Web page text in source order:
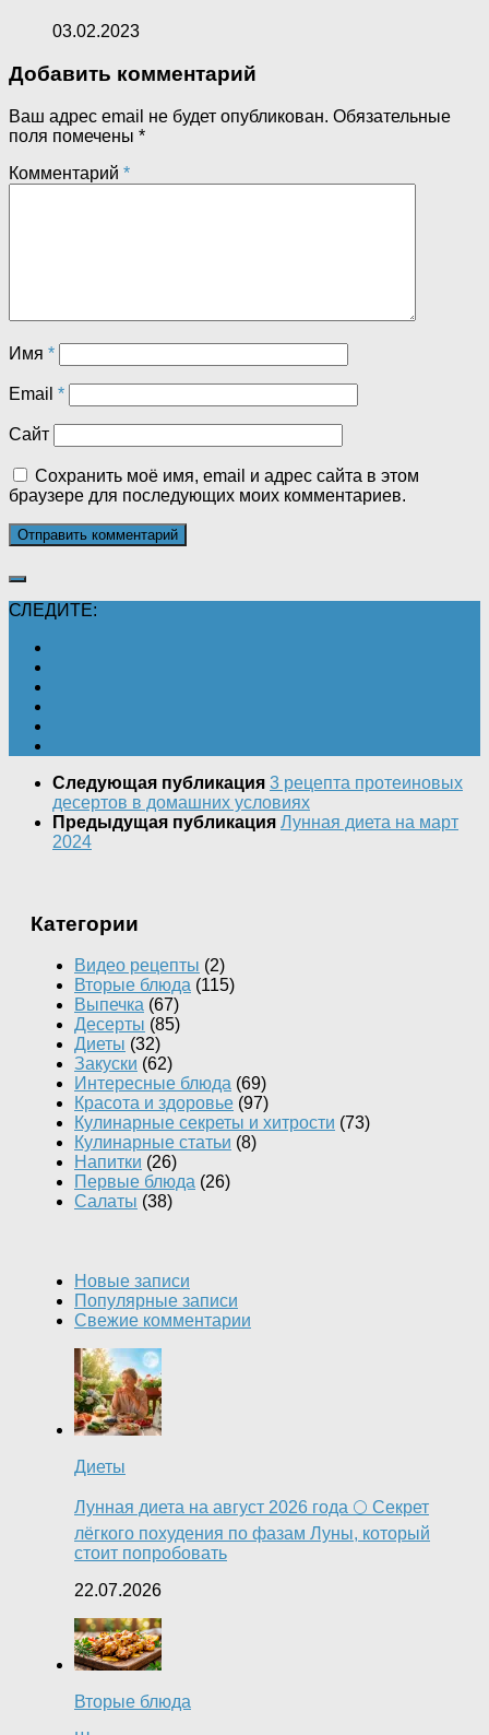
03.02.2023
Добавить комментарий
Ваш адрес email не будет опубликован. Обязательные
поля помечены *
Комментарий *
Имя *
Email *
Сайт
Сохранить моё имя, email и адрес сайта в этом
браузере для последующих моих комментариев.
СЛЕДИТЕ:
Следующая публикация 3 рецепта протеиновых
десертов в домашних условиях
Предыдущая публикация Лунная диета на март
2024
Категории
Видео рецепты (2)
Вторые блюда (115)
Выпечка (67)
Десерты (85)
Диеты (32)
Закуски (62)
Интересные блюда (69)
Красота и здоровье (97)
Кулинарные секреты и хитрости (73)
Кулинарные статьи (8)
Напитки (26)
Первые блюда (26)
Салаты (38)
Новые записи
Популярные записи
Свежие комментарии
Диеты
Лунная диета на август 2026 года 🌕 Секрет
лёгкого похудения по фазам Луны, который
стоит попробовать
22.07.2026
Вторые блюда